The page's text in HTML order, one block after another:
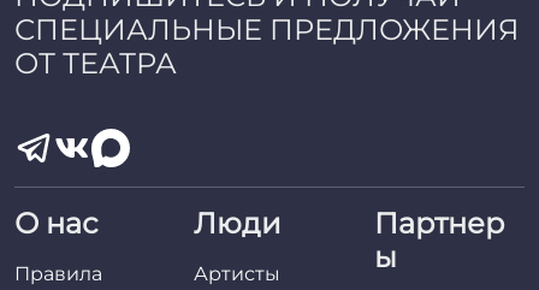
i
СПЕЦИАЛЬНЫЕ ПРЕДЛОЖЕНИЯ
ОТ ТЕАТРА
О нас
Правила
Люди
Артисты
Партнер
ы